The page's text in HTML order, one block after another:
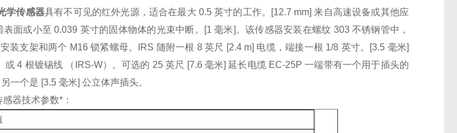
学传感器具有不可见的红外光源，适合在最大 0.5 英寸的工作。[12.7 mm] 来自高速设备或其他应
面或小至 0.039 英寸的固体物体的光束中断。[1 毫米]。该传感器安装在螺纹 303 不锈钢管中，
装支架和两个 M16 锁紧螺母。IRS 随附一根 8 英尺 [2.4 m] 电缆，端接一根 1/8 英寸。[3.5 毫米]
或 4 根镀锡线 （IRS-W）。可选的 25 英尺 [7.6 毫米] 延长电缆 EC-25P 一端带有一个用于插头的
一个是 [3.5 毫米] 公立体声插头。
感器技术参数*：